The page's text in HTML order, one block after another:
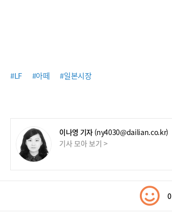
#LF #아떼 #일본시장
이나영 기자 (ny4030@dailian.co.kr)
기사 모아 보기 >
0